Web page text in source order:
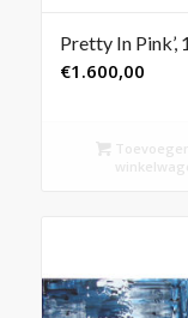
Pretty In Pink’,
€1.600,00